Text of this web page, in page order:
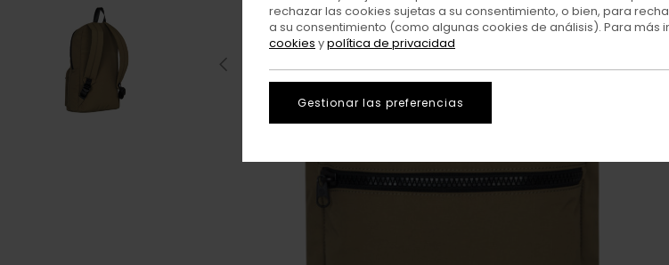
rechazar las cookies sujetas a su consentimiento, o bien, para
a su consentimiento (como algunas cookies de análisis). Para más
cookies ypolítica de privacidad
Gestionar las preferencias